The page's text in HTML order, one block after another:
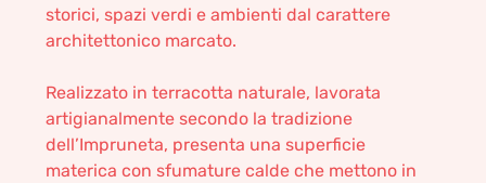
storici, spazi verdi e ambienti dal carattere
architettonico marcato.
Realizzato in terracotta naturale, lavorata
artigianalmente secondo la tradizione
dell’Impruneta, presenta una superficie
materica con sfumature calde che mettono in